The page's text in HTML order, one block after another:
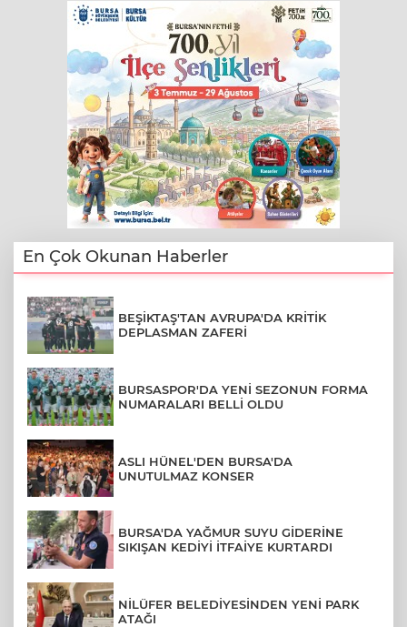
En Çok Okunan Haberler
BEŞİKTAŞ'TAN AVRUPA'DA KRİTİK
DEPLASMAN ZAFERİ
BURSASPOR'DA YENİ SEZONUN FORMA
NUMARALARI BELLİ OLDU
ASLI HÜNEL'DEN BURSA'DA
UNUTULMAZ KONSER
BURSA'DA YAĞMUR SUYU GİDERİNE
SIKIŞAN KEDİYİ İTFAİYE KURTARDI
NİLÜFER BELEDİYESİNDEN YENİ PARK
ATAĞI